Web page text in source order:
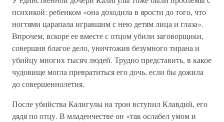
психикой: ребенком «она доходила в ярости до того, что
ногтями царапала игравшим с нею детям лица и глаза».
Впрочем, вскоре ее вместе с отцом убили заговорщики,
совершив благое дело, уничтожив безумного тирана и
убийцу многих тысяч людей. Трудно представить, в какое
чудовище могла превратиться его дочь, если бы дожила
до совершеннолетия.
После убийства Калигулы на трон вступил Клавдий, его
дядя по отцу. В младенчестве он «так ослабел умом и